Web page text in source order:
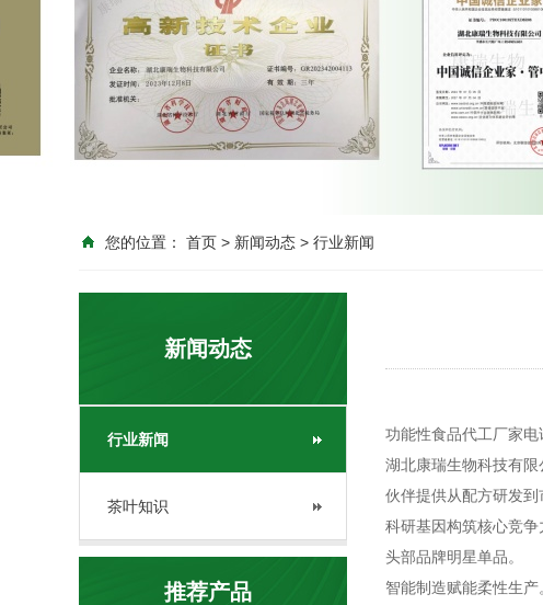
您的位置： 首页 > 新闻动态 > 行业新闻
新闻动态
行业新闻
茶叶知识
推荐产品
功能性食品代工厂家
湖北康瑞生物科技有
伙伴提供从配方研发到
科研基因构筑核心竞
头部品牌明星单品。
智能制造赋能柔性生